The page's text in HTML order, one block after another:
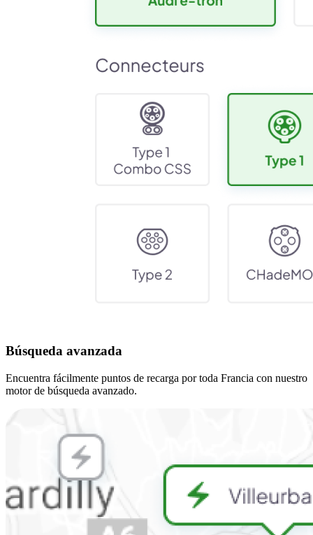
Búsqueda avanzada
Encuentra fácilmente puntos de recarga por toda Francia con nuestro
motor de búsqueda avanzado.